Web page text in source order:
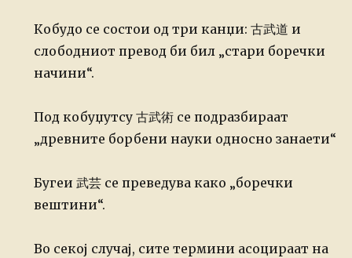
Кобудо се состои од три канџи: 古武道 и
слободниот превод би бил „стари боречки
начини“.
Под кобуџутсу 古武術 се подразбираат
„древните борбени науки односно занаети“
Бугеи 武芸 се преведува како „боречки
вештини“.
Во секој случај, сите термини асоцираат на